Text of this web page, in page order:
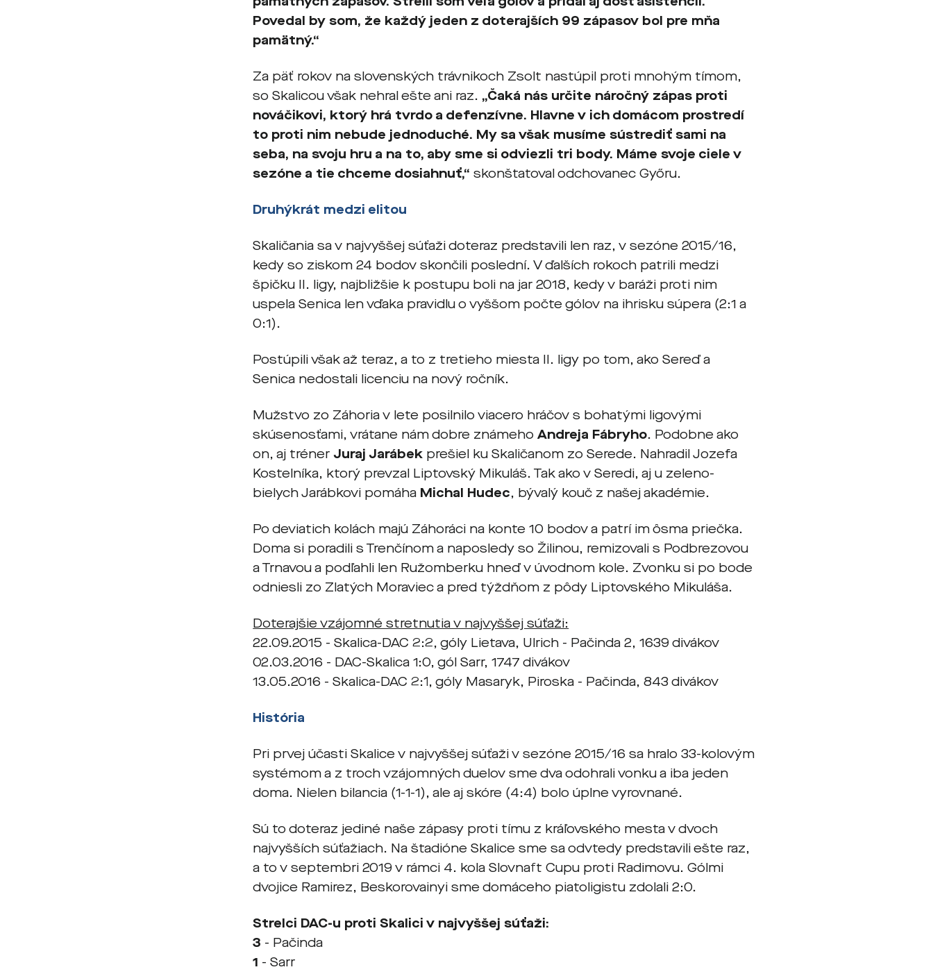
Povedal by som, že každý jeden z doterajších 99 zápasov bol pre mňa
pamätný.“
Za päť rokov na slovenských trávnikoch Zsolt nastúpil proti mnohým tímom,
so Skalicou však nehral ešte ani raz. „Čaká nás určite náročný zápas proti
nováčikovi, ktorý hrá tvrdo a defenzívne. Hlavne v ich domácom prostredí
to proti nim nebude jednoduché. My sa však musíme sústrediť sami na
seba, na svoju hru a na to, aby sme si odviezli tri body. Máme svoje ciele v
sezóne a tie chceme dosiahnuť,“ skonštatoval odchovanec Győru.
Druhýkrát medzi elitou
Skaličania sa v najvyššej súťaži doteraz predstavili len raz, v sezóne 2015/16,
kedy so ziskom 24 bodov skončili poslední. V ďalších rokoch patrili medzi
špičku II. ligy, najbližšie k postupu boli na jar 2018, kedy v baráži proti nim
uspela Senica len vďaka pravidlu o vyššom počte gólov na ihrisku súpera (2:1 a
0:1).
Postúpili však až teraz, a to z tretieho miesta II. ligy po tom, ako Sereď a
Senica nedostali licenciu na nový ročník.
Mužstvo zo Záhoria v lete posilnilo viacero hráčov s bohatými ligovými
skúsenosťami, vrátane nám dobre známehoAndreja Fábryho. Podobne ako
on, aj trénerJuraj Jarábek prešiel ku Skaličanom zo Serede. Nahradil Jozefa
Kostelníka, ktorý prevzal Liptovský Mikuláš. Tak ako v Seredi, aj u zeleno-
bielych Jarábkovi pomáha Michal Hudec, bývalý kouč z našej akadémie.
Po deviatich kolách majú Záhoráci na konte 10 bodov a patrí im ôsma priečka.
Doma si poradili s Trenčínom a naposledy so Žilinou, remizovali s Podbrezovou
a Trnavou a podľahli len Ružomberku hneď v úvodnom kole. Zvonku si po bode
odniesli zo Zlatých Moraviec a pred týždňom z pôdy Liptovského Mikuláša.
Doterajšie vzájomné stretnutia v najvyššej súťaži:
22.09.2015 - Skalica-DAC 2:2, góly Lietava, Ulrich - Pačinda 2, 1639 divákov
02.03.2016 - DAC-Skalica 1:0, gól Sarr, 1747 divákov
13.05.2016 - Skalica-DAC 2:1, góly Masaryk, Piroska - Pačinda, 843 divákov
História
Pri prvej účasti Skalice v najvyššej súťaži v sezóne 2015/16 sa hralo 33-kolovým
systémom a z troch vzájomných duelov sme dva odohrali vonku a iba jeden
doma. Nielen bilancia (1-1-1), ale aj skóre (4:4) bolo úplne vyrovnané.
Sú to doteraz jediné naše zápasy proti tímu z kráľovského mesta v dvoch
najvyšších súťažiach. Na štadióne Skalice sme sa odvtedy predstavili ešte raz,
a to v septembri 2019 v rámci 4. kola Slovnaft Cupu proti Radimovu. Gólmi
dvojice Ramirez, Beskorovainyi sme domáceho piatoligistu zdolali 2:0.
Strelci DAC-u proti Skalici v najvyššej súťaži:
3 - Pačinda
1 - Sarr